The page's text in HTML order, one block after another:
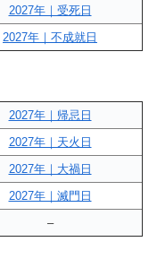
2027年｜受死日
2027年｜不成就日
2027年｜帰忌日
2027年｜天火日
2027年｜大禍日
2027年｜滅門日
–